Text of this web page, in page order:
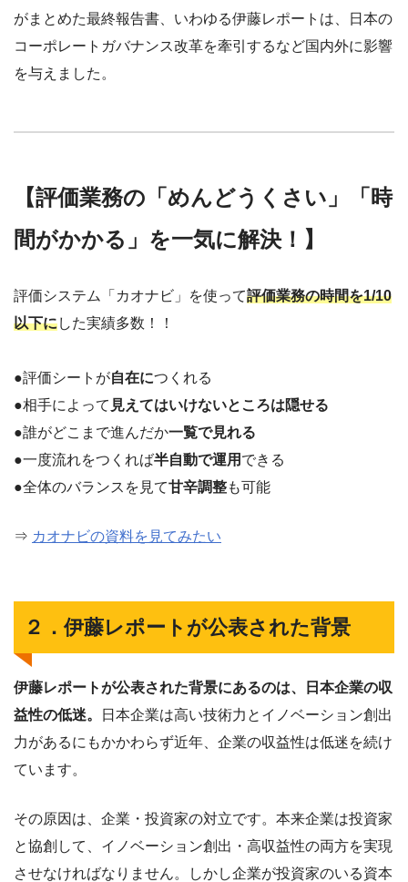
がまとめた最終報告書、いわゆる伊藤レポートは、日本の
コーポレートガバナンス改革を牽引するなど国内外に影響
を与えました。
【評価業務の「めんどうくさい」「時
間がかかる」を一気に解決！】
評価システム「カオナビ」を使って評価業務の時間を1/10
以下にした実績多数！！
●評価シートが自在につくれる
●相手によって 見えてはいけないところは隠せる
●誰がどこまで進んだか一覧で見れる
●一度流れをつくれば半自動で運用 できる
●全体のバランスを見て甘辛調整も可能
⇒ カオナビの資料を見てみたい
２．伊藤レポートが公表された背景
伊藤レポートが公表された背景にあるのは、日本企業の収
益性の低迷。
日本企業は高い技術力とイノベーション創出
力があるにもかかわらず近年、企業の収益性は低迷を続け
ています。
その原因は、企業・投資家の対立です。本来企業は投資家
と協創して、イノベーション創出・高収益性の両方を実現
させなければなりません。しかし企業が投資家のいる資本